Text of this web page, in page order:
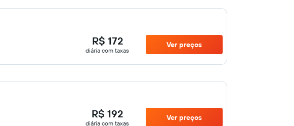
R$ 172
diária com taxas
Ver preços
R$ 192
diária com taxas
Ver preços